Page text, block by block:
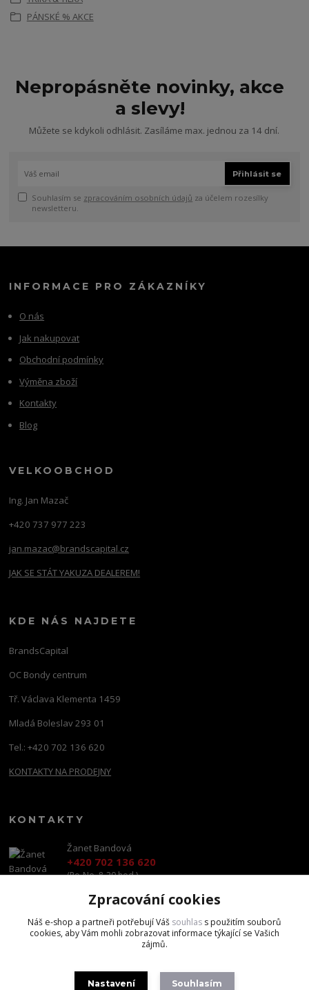
PÁNSKÉ % AKCE
Nepropásněte novinky, akce
a slevy!
Můžete se kdykoli odhlásit. Zasíláme max. jednou za 14 dní.
Přihlásit se
Souhlasím se zpracováním osobních údajů za účelem rozesílky
newsletteru.
INFORMACE PRO ZÁKAZNÍKY
O nás
Jak nakupovat
Obchodní podmínky
Výměna zboží
Kontakty
Blog
VELKOOBCHOD
Ing. Jan Mazač
+420 737 977 223
jan.mazac@brandscapital.cz
JAK SE STÁT YAKUZA DEALEREM!
KDE NÁS NAJDETE
BrandsCapital
OC Bondy centrum
Tř. Václava Klementa 1459
Mladá Boleslav 293 01
Tel.: +420 702 136 620
KONTAKTY NA PRODEJNY
KONTAKTY
Žanet Bandová
+420 702 136 620
(Po-Ne, 8-20 hod.)
shop@brandscapital.cz
Zpracování cookies
Náš e-shop a partneři potřebují Váš souhlas s použitím souborů
cookies, aby Vám mohli zobrazovat informace týkající se Vašich
zájmů.
Nastavení Souhlasím